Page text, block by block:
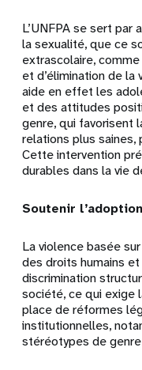
L’UNFPA se sert par
la sexualité, que ce
extrascolaire,
et d’élimination de
aide en effet les
et des attitudes
genre, qui favorisent
relations plus
Cette intervention
durables dans la vie
Soutenir
La violence basée
des droits humains
discrimination
société, ce qui exige
place de réformes
institutionnelles,
stéréotypes de